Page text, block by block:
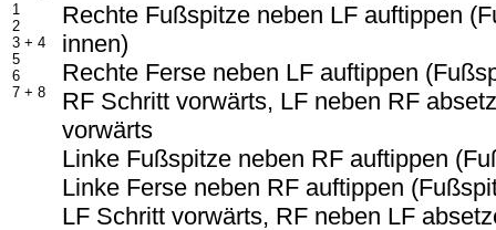
1
2
3 + 4
5
6
7 + 8
Rechte Fußspitze neben LF auftippen
innen)
Rechte Ferse neben LF auftippen
RF Schritt vorwärts, LF neben RF
vorwärts
Linke Fußspitze neben RF auftippen
Linke Ferse neben RF auftippen
LF Schritt vorwärts, RF neben LF